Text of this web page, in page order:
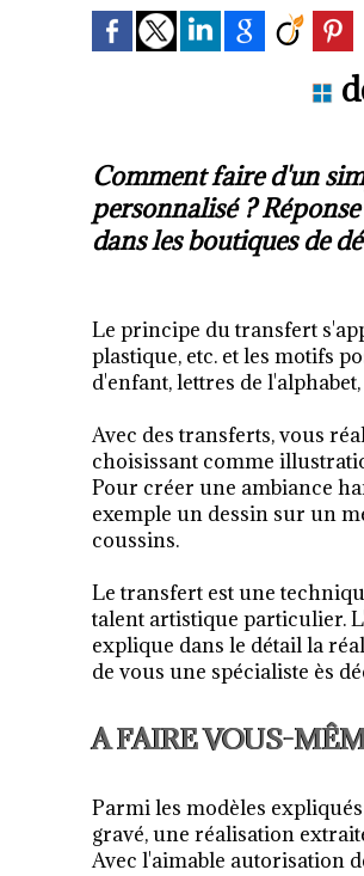
Comment faire d'un
personnalisé ?
dans les boutiques de
Le principe du transfert
plastique, etc. et les motifs
d'enfant, lettres de
Avec des transferts, vous
choisissant comme
Pour créer une ambiance
exemple un dessin sur un
coussins.
Le transfert est une
talent artistique particulier.
explique dans le détail la
de vous une spécialiste ès
A FAIRE VOUS-
Parmi les modèles
gravé, une réalisation
Avec l'aimable autorisation